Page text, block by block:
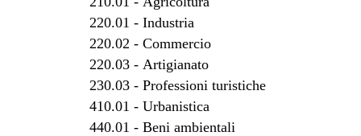
220.01 - Industria
220.02 - Commercio
220.03- Artigianato
230.03- Professioni turistiche
410.01 - Urbanistica
440.01 - Beni ambientali